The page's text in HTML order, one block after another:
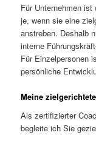
Für Unternehmen
je, wenn sie eine
anstreben. Deshalb
interne
Für Einzelpersonen
persönliche
Meine
Als zertifizierter
begleite ich Sie